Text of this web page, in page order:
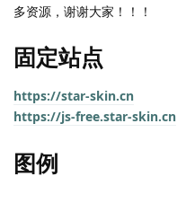
多资源，谢谢大家！！！
固定站点
https://star-skin.cn
https://js-free.star-skin.cn
图例